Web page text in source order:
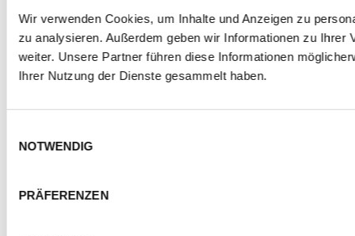
Wir verwenden Cookies, um Inhalte und Anzeigen zu
zu analysieren. Außerdem geben wir Informationen zu
weiter. Unsere Partner führen diese Informationen
Ihrer Nutzung der Dienste gesammelt haben.
NOTWENDIG
PRÄFERENZEN